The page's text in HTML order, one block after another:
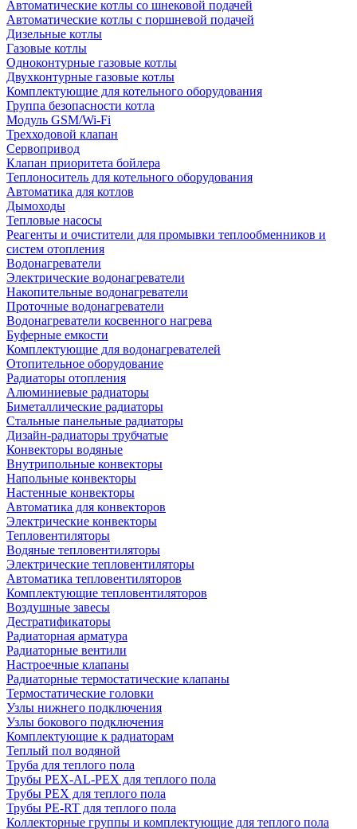
Автоматические котлы со шнековой подачей
Автоматические котлы с поршневой подачей
Дизельные котлы
Газовые котлы
Одноконтурные газовые котлы
Двухконтурные газовые котлы
Комплектующие для котельного оборудования
Группа безопасности котла
Модуль GSM/Wi-Fi
Трехходовой клапан
Сервопривод
Клапан приоритета бойлера
Теплоноситель для котельного оборудования
Автоматика для котлов
Дымоходы
Тепловые насосы
Реагенты и очистители для промывки теплообменников и
систем отопления
Водонагреватели
Электрические водонагреватели
Накопительные водонагреватели
Проточные водонагреватели
Водонагреватели косвенного нагрева
Буферные емкости
Комплектующие для водонагревателей
Отопительное оборудование
Радиаторы отопления
Алюминиевые радиаторы
Биметаллические радиаторы
Стальные панельные радиаторы
Дизайн-радиаторы трубчатые
Конвекторы водяные
Внутрипольные конвекторы
Напольные конвекторы
Настенные конвекторы
Автоматика для конвекторов
Электрические конвекторы
Тепловентиляторы
Водяные тепловентиляторы
Электрические тепловентиляторы
Автоматика тепловентиляторов
Комплектующие тепловентиляторов
Воздушные завесы
Дестратификаторы
Радиаторная арматура
Радиаторные вентили
Настроечные клапаны
Радиаторные термостатические клапаны
Термостатические головки
Узлы нижнего подключения
Узлы бокового подключения
Комплектующие к радиаторам
Теплый пол водяной
Труба для теплого пола
Трубы PEX-AL-PEX для теплого пола
Трубы PEX для теплого пола
Трубы PE-RT для теплого пола
Коллекторные группы и комплектующие для теплого пола